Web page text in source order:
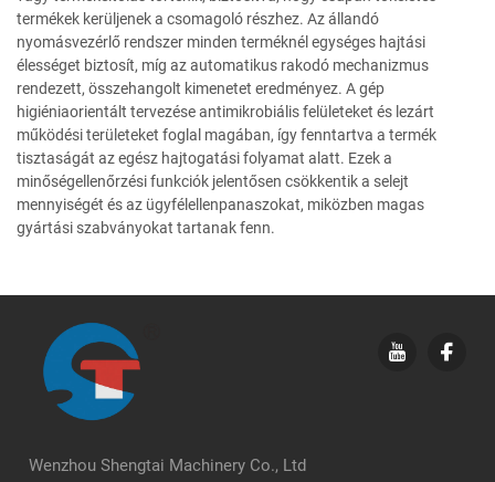
termékek kerüljenek a csomagoló részhez. Az állandó
nyomásvezérlő rendszer minden terméknél egységes hajtási
élességet biztosít, míg az automatikus rakodó mechanizmus
rendezett, összehangolt kimenetet eredményez. A gép
higiéniaorientált tervezése antimikrobiális felületeket és lezárt
működési területeket foglal magában, így fenntartva a termék
tisztaságát az egész hajtogatási folyamat alatt. Ezek a
minőségellenőrzési funkciók jelentősen csökkentik a selejt
mennyiségét és az ügyfélellenpanaszokat, miközben magas
gyártási szabványokat tartanak fenn.
Wenzhou Shengtai Machinery Co., Ltd